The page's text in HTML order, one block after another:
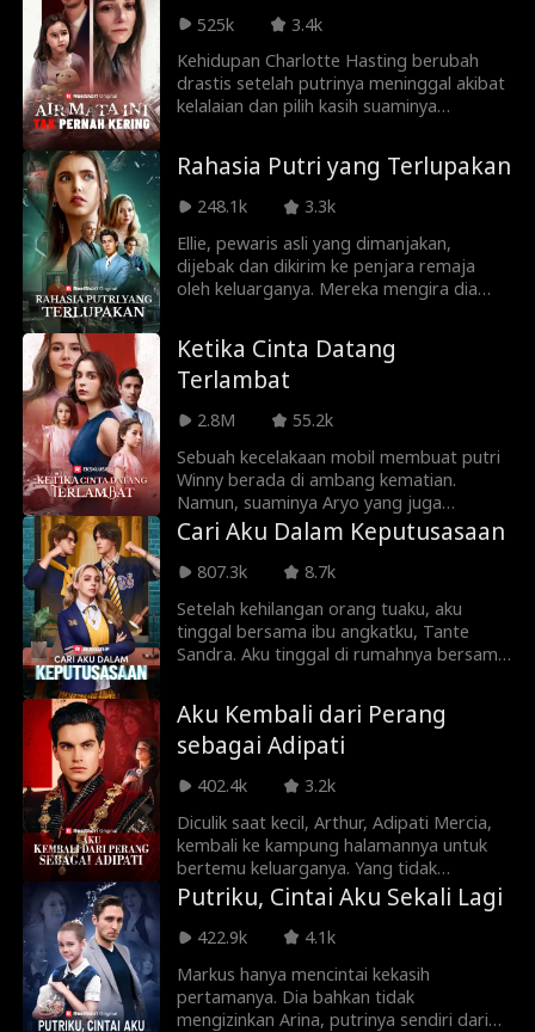
membuat Marina keguguran. Sekarang,
dendam.
525k
3.4k
Kehidupan Charlotte Hasting berubah
drastis setelah putrinya meninggal akibat
kelalaian dan pilih kasih suaminya
parahnya lagi, suaminya tidak percaya
pada Charlotte dan mengira dia
menyembunyikan putri mereka darinya,
membuat hidup Charlotte sengsara.
Rahasia Putri yang Terlupakan
248.1k
3.3k
Ellie, pewaris asli yang dimanjakan,
dijebak dan dikirim ke penjara remaja
oleh keluarganya. Mereka mengira dia
atas perintah putri palsu, Ellie mengalami
penyiksaan kejam. Tiga tahun kemudian,
dia dibebaskan, hancur secara batin,
Hanya ketika ayahnya memukulnya dan
kaki palsunya terlepas, barulah mereka
menyadari kebenaran yang sebenarnya…
Ketika Cinta Datang
Terlambat
2.8M
55.2k
Sebuah kecelakaan mobil membuat putri
Winny berada di ambang kematian.
Namun, suaminya Aryo yang juga
seorang dokter memilih untuk
menyelamatkan anak Monika, cinta
pertamanya dan malah menyebabkan
yang kehilangan anaknya mencari keadilan
hanya untuk menghadapi gangguan
tanpa henti dari Monika dan
Cari Aku Dalam Keputusasaan
807.3k
8.7k
Setelah kehilangan orang tuaku, aku
tinggal bersama ibu angkatku, Tante
Sandra. Aku tinggal di rumahnya bersama
perhatian. Aku kira aku akan menikah
dengan salah satu dari mereka, tapi
semuanya berubah ketika Lola, putri
pembantu kami, datang. Pria yang paling
kucintai menghancurkan hatiku. Setelah
aku pergi, mereka berusaha mencariku
gila-gilaan.
Aku Kembali dari Perang
sebagai Adipati
402.4k
3.2k
Diculik saat kecil, Arthur, Adipati Mercia,
kembali ke kampung halamannya untuk
bertemu keluarganya. Yang tidak
disangka olehnya adalah bahwa
keluarganya ternyata dianiaya oleh semua
orang di kota itu. Dengan identitasnya
membalas dendam untuk keluarganya?
Putriku, Cintai Aku Sekali Lagi
422.9k
4.1k
Markus hanya mencintai kekasih
pertamanya. Dia bahkan tidak
mengizinkan Arina, putrinya sendiri dari